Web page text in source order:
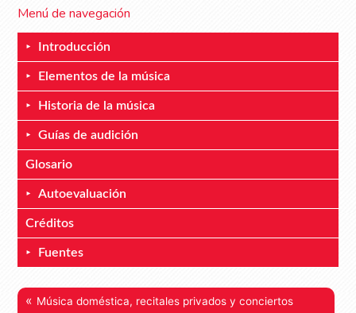
Menú de navegación
Introducción
Elementos de la música
Historia de la música
Guías de audición
Glosario
Autoevaluación
Créditos
Fuentes
« Música doméstica, recitales privados y conciertos